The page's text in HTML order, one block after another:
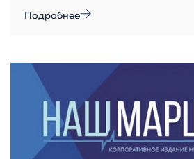
Подробнее